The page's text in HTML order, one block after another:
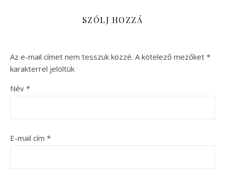
SZÓLJ HOZZÁ
Az e-mail címet nem tesszük közzé. A kötelező mezőket *
karakterrel jelöltük
Név *
E-mail cím *